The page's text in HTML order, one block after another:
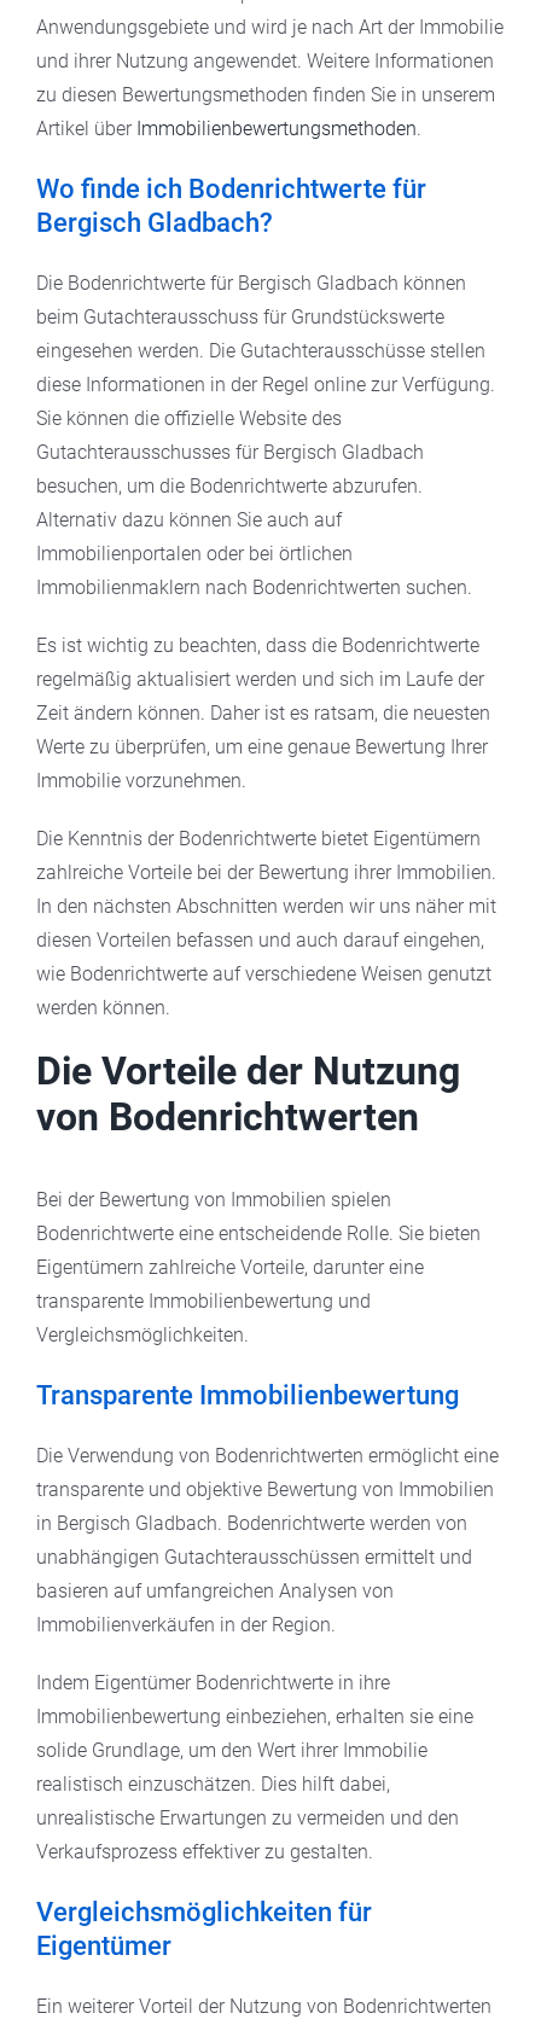
Anwendungsgebiete und wird je nach Art der Immobilie
und ihrer Nutzung angewendet. Weitere Informationen
zu diesen Bewertungsmethoden finden Sie in unserem
Artikel über Immobilienbewertungsmethoden.
Wo finde ich Bodenrichtwerte für
Bergisch Gladbach?
Die Bodenrichtwerte für Bergisch Gladbach können
beim Gutachterausschuss für Grundstückswerte
eingesehen werden. Die Gutachterausschüsse stellen
diese Informationen in der Regel online zur Verfügung.
Sie können die offizielle Website des
Gutachterausschusses für Bergisch Gladbach
besuchen, um die Bodenrichtwerte abzurufen.
Alternativ dazu können Sie auch auf
Immobilienportalen oder bei örtlichen
Immobilienmaklern nach Bodenrichtwerten suchen.
Es ist wichtig zu beachten, dass die Bodenrichtwerte
regelmäßig aktualisiert werden und sich im Laufe der
Zeit ändern können. Daher ist es ratsam, die neuesten
Werte zu überprüfen, um eine genaue Bewertung Ihrer
Immobilie vorzunehmen.
Die Kenntnis der Bodenrichtwerte bietet Eigentümern
zahlreiche Vorteile bei der Bewertung ihrer Immobilien.
In den nächsten Abschnitten werden wir uns näher mit
diesen Vorteilen befassen und auch darauf eingehen,
wie Bodenrichtwerte auf verschiedene Weisen genutzt
werden können.
Die Vorteile der Nutzung
von Bodenrichtwerten
Bei der Bewertung von Immobilien spielen
Bodenrichtwerte eine entscheidende Rolle. Sie bieten
Eigentümern zahlreiche Vorteile, darunter eine
transparente Immobilienbewertung und
Vergleichsmöglichkeiten.
Transparente Immobilienbewertung
Die Verwendung von Bodenrichtwerten ermöglicht eine
transparente und objektive Bewertung von Immobilien
in Bergisch Gladbach. Bodenrichtwerte werden von
unabhängigen Gutachterausschüssen ermittelt und
basieren auf umfangreichen Analysen von
Immobilienverkäufen in der Region.
Indem Eigentümer Bodenrichtwerte in ihre
Immobilienbewertung einbeziehen, erhalten sie eine
solide Grundlage, um den Wert ihrer Immobilie
realistisch einzuschätzen. Dies hilft dabei,
unrealistische Erwartungen zu vermeiden und den
Verkaufsprozess effektiver zu gestalten.
Vergleichsmöglichkeiten für
Eigentümer
Ein weiterer Vorteil der Nutzung von Bodenrichtwerten